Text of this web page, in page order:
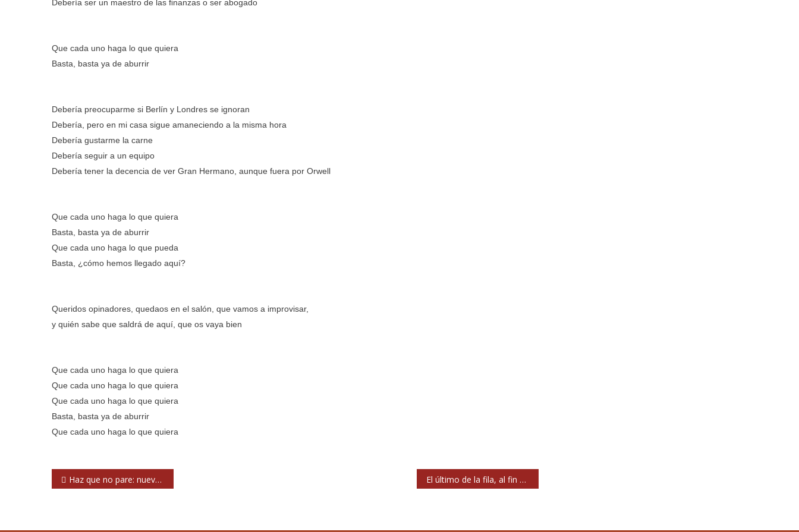
Debería ser un maestro de las ﬁnanzas o ser abogado
Que cada uno haga lo que quiera
Basta, basta ya de aburrir
Debería preocuparme si Berlín y Londres se ignoran
Debería, pero en mi casa sigue amaneciendo a la misma hora
Debería gustarme la carne
Debería seguir a un equipo
Debería tener la decencia de ver Gran Hermano, aunque fuera por Orwell
Que cada uno haga lo que quiera
Basta, basta ya de aburrir
Que cada uno haga lo que pueda
Basta, ¿cómo hemos llegado aquí?
Queridos opinadores, quedaos en el salón, que vamos a improvisar,
y quién sabe que saldrá de aquí, que os vaya bien
Que cada uno haga lo que quiera
Que cada uno haga lo que quiera
Que cada uno haga lo que quiera
Basta, basta ya de aburrir
Que cada uno haga lo que quiera
Navegación
Haz que no pare: nuevo ciclo de conciertos en streaming de pago El último de la fila, al fin en Spotify